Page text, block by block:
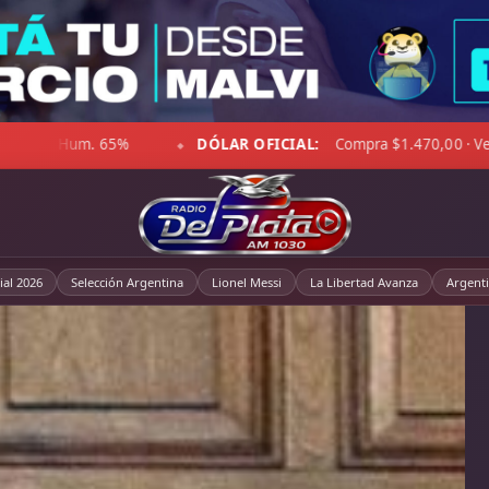
15 km/h · Hum. 62% ◆ DÓLAR BLUE: Compra $1.492,00 ·
2026 Selección Argentina Lionel Messi La Libertad Avanza